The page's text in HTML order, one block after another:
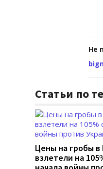
Не
Статьи по
Цены на гробы в
взлетели на